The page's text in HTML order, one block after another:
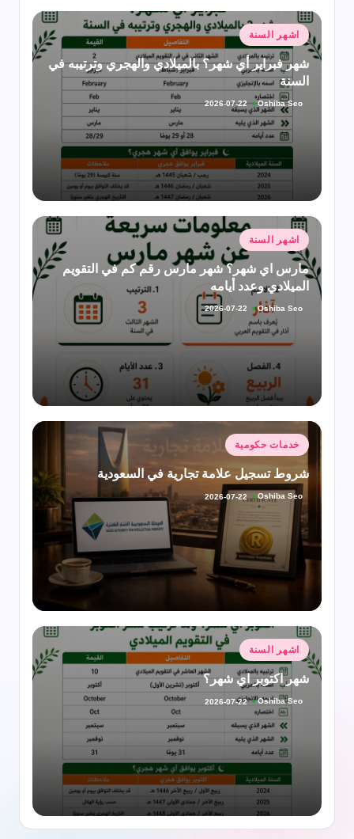
نُشر
في
اشهر السنة
شهر فبراير أي شهر؟ بالميلادي والهجري وترتيبه في
السنة
تمّ
النشر
بواسطة
Oshiba Seo
2026-07-22
نُشر
في
اشهر السنة
مارس اي شهر؟ شهر مارس رقم كم في التقويم
الميلادي وعدد أيامه
تمّ
بواسطة
Oshiba Seo
2026-07-22
نُشرخدمات حكومية
شروط تسجيل علامة تجارية في السعودية
تمّ
بواسطة
Oshiba Seo
2026-07-22
نُشر
في
اشهر السنة
شهر اكتوبر اي شهر؟
تمّ
النشر
بواسطة
Oshiba Seo
2026-07-22